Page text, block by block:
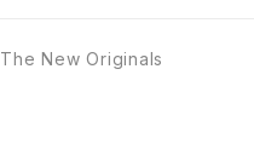
The New Originals